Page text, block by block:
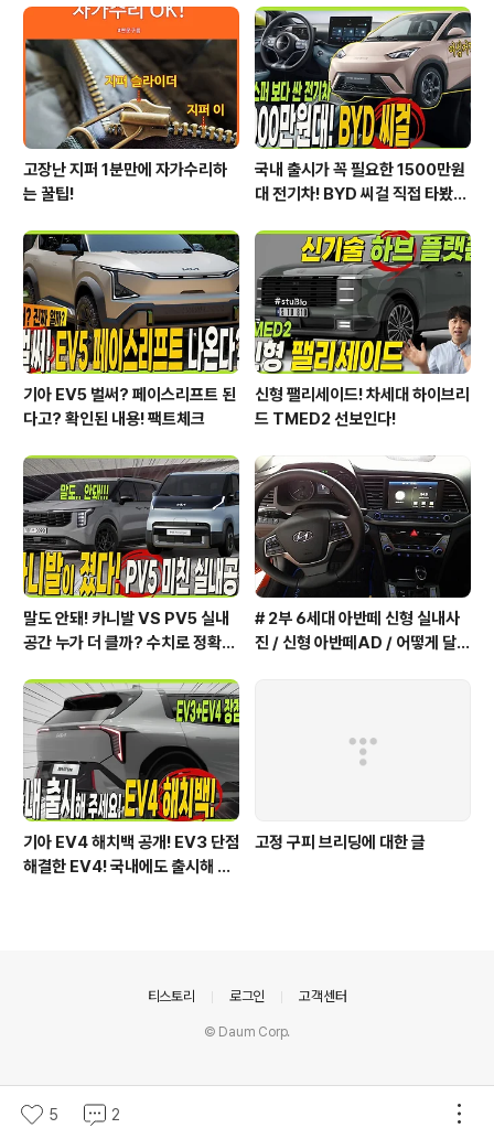
려드릴게요!&nbsp;&nbsp;" data-ke-type="html">
HTML 삽입미리보기할 수 없는 소스 새로운 실내 공간을
포함한 타스만을 자세히 알고 싶다면 영상을 참고하세
요! 드디어 완전히 공..
고장난 지퍼 1분만에 자가수리하
는 꿀팁!
국내 출시가 꼭 필요한 1500만원
대 전기차! BYD 씨걸 직접 타봤습
기아 EV5 벌써? 페이스리프트 된
다고? 확인된 내용! 팩트체크
신형 팰리세이드! 차세대 하이브리
드 TMED2 선보인다!
말도 안돼! 카니발 VS PV5 실내
공간 누가 더 클까? 수치로 정확하
# 2부 6세대 아반떼 신형 실내사
진 / 신형 아반떼AD / 어떻게 달라
기아 EV4 해치백 공개! EV3 단점
해결한 EV4! 국내에도 출시해 주
고정 구피 브리딩에 대한 글
5 2
티스토리 로그인 고객센터
© Daum Corp.